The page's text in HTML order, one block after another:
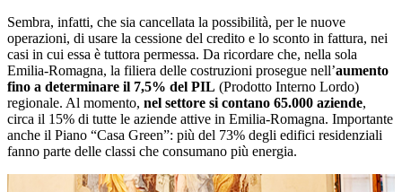
Sembra, infatti, che sia cancellata la possibilità, per le nuove
operazioni, di usare la cessione del credito e lo sconto in fattura, nei
casi in cui essa è tuttora permessa. Da ricordare che, nella sola
Emilia-Romagna, la filiera delle costruzioni prosegue nell’aumento
fino a determinare il 7,5% del PIL (Prodotto Interno Lordo)
regionale. Al momento, nel settore si contano 65.000 aziende,
circa il 15% di tutte le aziende attive in Emilia-Romagna. Importante
anche il Piano “Casa Green”: più del 73% degli edifici residenziali
fanno parte delle classi che consumano più energia.